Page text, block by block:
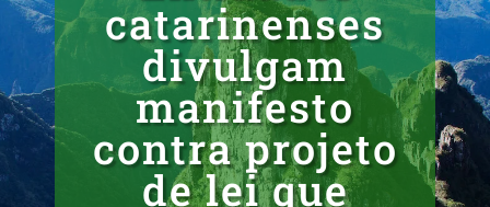
catarinenses
divulgam
manifesto
contra projeto
de lei que